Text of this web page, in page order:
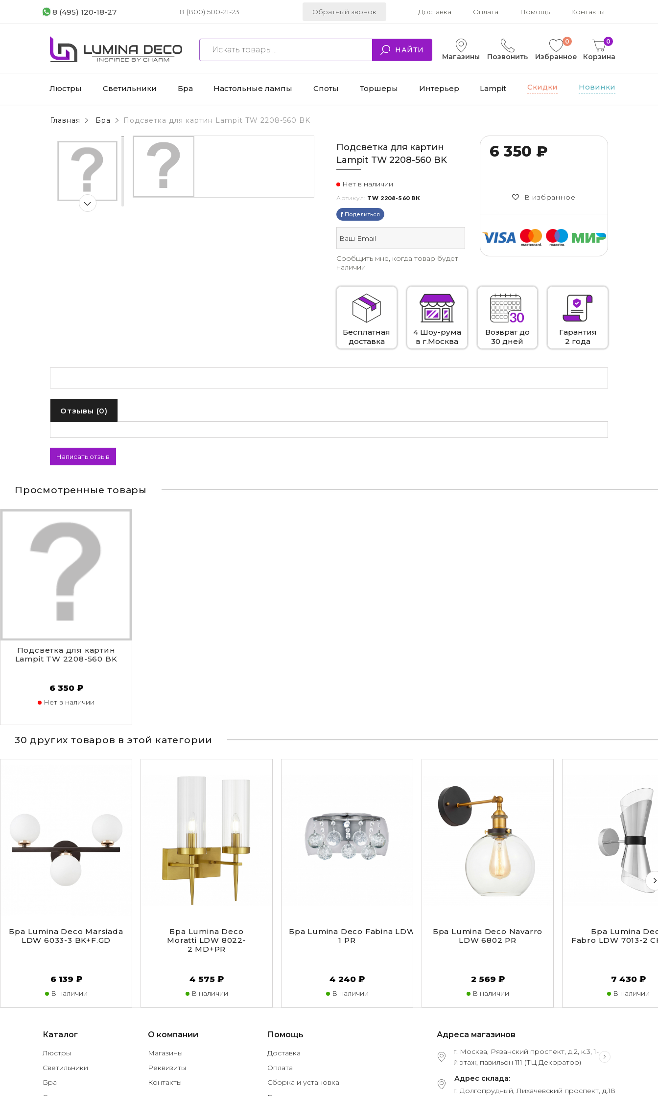
8 (495) 120-18-27 8 (800) 500-21-23 Обратный звонок Доставка Оплата Помощь Контакты
НАЙТИ
Магазины Позвонить
0
Избранное Корзина
0
Люстры Светильники Бра Настольные лампы Споты Торшеры Интерьер Lampit Скидки Новинки
Главная Бра Подсветка для картин Lampit TW 2208-560 BK
Подсветка для картин
Lampit TW 2208-560 BK
Нет в наличии
Артикул: TW 2208-560 BK
Поделиться
Сообщить мне, когда товар будет
наличии
6 350 ₽
В избранное
Бесплатная
доставка
4 Шоу-рума
в г.Москва
Возврат до
30 дней
Гарантия
2 года
Отзывы (0)
Написать отзыв
Просмотренные товары
Подсветка для картин
Lampit TW 2208-560 BK
6 350 ₽
Нет в наличии
30 других товаров в этой категории
Бра Lumina Deco Marsiada
LDW 6033-3 BK+F.GD
6 139 ₽
В наличии
Бра Lumina Deco
Moratti LDW 8022-
2 MD+PR
4 575 ₽
В наличии
Бра Lumina Deco Fabina LDW 8077-
1 PR
4 240 ₽
В наличии
Бра Lumina Deco Navarro
LDW 6802 PR
2 569 ₽
В наличии
Бра Lumina
Fabro LDW 7013-2
7 430 ₽
В наличии
Каталог
Люстры
Светильники
Бра
О компании
Магазины
Реквизиты
Контакты
Помощь
Доставка
Оплата
Сборка и установка
Адреса магазинов
г. Москва, Рязанский проспект, д.2, к.3, 1-
й этаж, павильон 111 (ТЦ Декоратор)
Адрес склада:
г. Долгопрудный, Лихачевский проспект, д.18